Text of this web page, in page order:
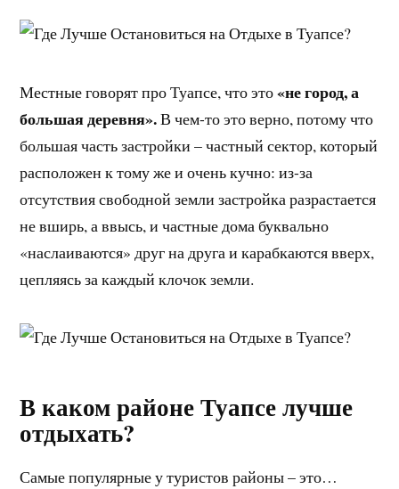
Местные говорят про Туапсе, что это«не город, а
большая деревня».В чем-то это верно, потому что
большая часть застройки – частный сектор, который
расположен к тому же и очень кучно: из-за
отсутствия свободной земли застройка разрастается
не вширь, а ввысь, и частные дома буквально
«наслаиваются» друг на друга и карабкаются вверх,
цепляясь за каждый клочок земли.
В каком районе Туапсе лучше
отдыхать?
Самые популярные у туристов районы – это…